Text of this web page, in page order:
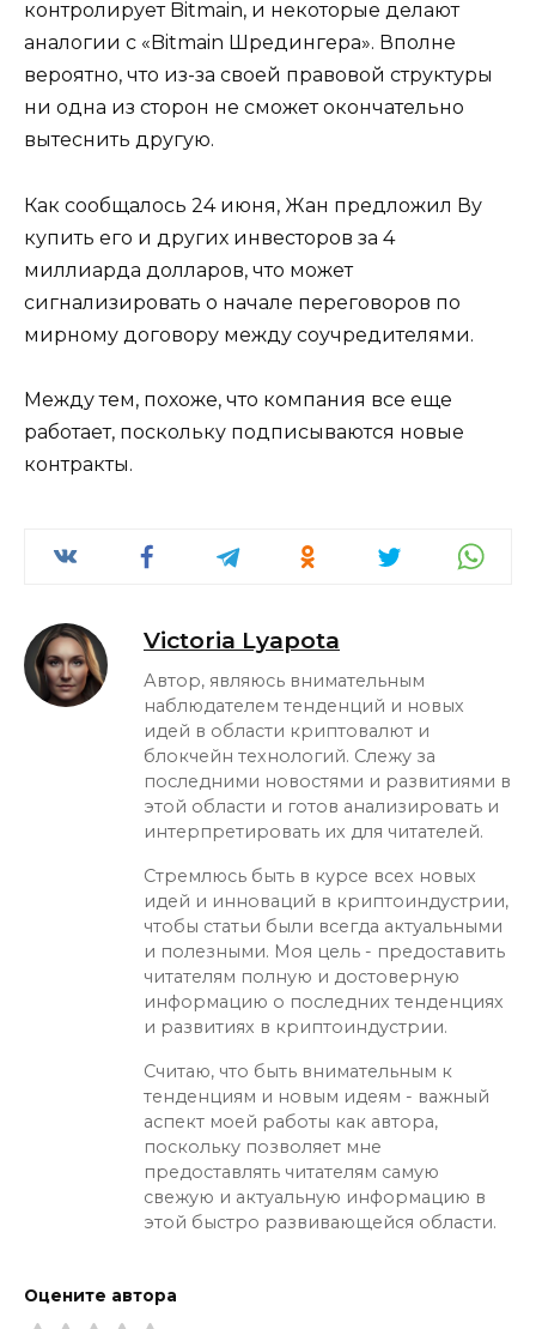
контролирует Bitmain, и некоторые делают
аналогии с «Bitmain Шредингера». Вполне
вероятно, что из-за своей правовой структуры
ни одна из сторон не сможет окончательно
вытеснить другую.
Как сообщалось 24 июня, Жан предложил Ву
купить его и других инвесторов за 4
миллиарда долларов, что может
сигнализировать о начале переговоров по
мирному договору между соучредителями.
Между тем, похоже, что компания все еще
работает, поскольку подписываются новые
контракты.
Victoria Lyapota
Автор, являюсь внимательным
наблюдателем тенденций и новых
идей в области криптовалют и
блокчейн технологий. Слежу за
последними новостями и развитиями в
этой области и готов анализировать и
интерпретировать их для читателей.
Стремлюсь быть в курсе всех новых
идей и инноваций в криптоиндустрии,
чтобы статьи были всегда актуальными
и полезными. Моя цель - предоставить
читателям полную и достоверную
информацию о последних тенденциях
и развитиях в криптоиндустрии.
Считаю, что быть внимательным к
тенденциям и новым идеям - важный
аспект моей работы как автора,
поскольку позволяет мне
предоставлять читателям самую
свежую и актуальную информацию в
этой быстро развивающейся области.
Оцените автора